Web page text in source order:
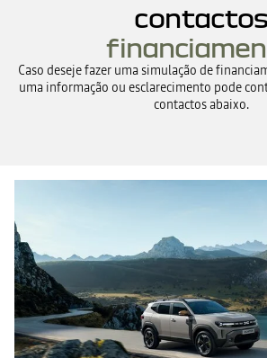
contactos
Caso deseje fazer uma simulação de
uma informação ou esclarecimento pode
contactos abaixo.